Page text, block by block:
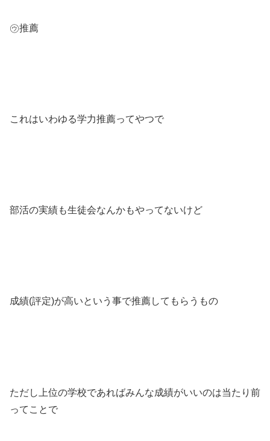
㋒推薦
これはいわゆる学力推薦ってやつで
部活の実績も生徒会なんかもやってないけど
成績(評定)が高いという事で推薦してもらうもの
ただし上位の学校であればみんな成績がいいのは当たり前
ってことで